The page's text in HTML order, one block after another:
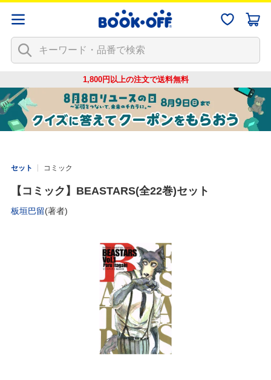
1,800円以上の注文で送料無料
セット コミック
【コミック】BEASTARS(全22巻)セット
板垣巴留(著者)